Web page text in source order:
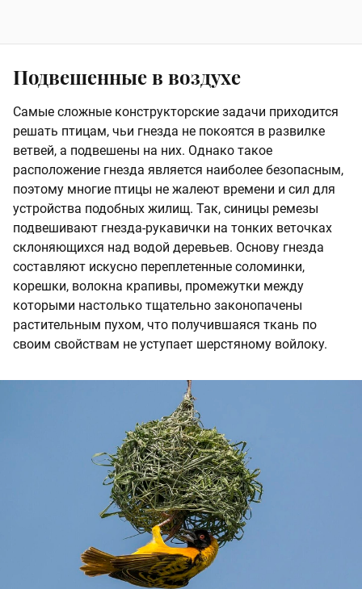
Подвешенные в воздухе
Самые сложные конструкторские задачи приходится
решать птицам, чьи гнезда не покоятся в развилке
ветвей, а подвешены на них. Однако такое
расположение гнезда является наиболее безопасным,
поэтому многие птицы не жалеют времени и сил для
устройства подобных жилищ. Так, синицы ремезы
подвешивают гнезда-рукавички на тонких веточках
склоняющихся над водой деревьев. Основу гнезда
составляют искусно переплетенные соломинки,
корешки, волокна крапивы, промежутки между
которыми настолько тщательно законопачены
растительным пухом, что получившаяся ткань по
своим свойствам не уступает шерстяному войлоку.